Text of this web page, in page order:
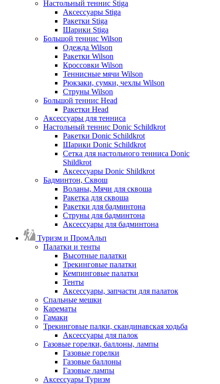
Настольный теннис Stiga
Аксессуары Stiga
Ракетки Stiga
Шарики Stiga
Большой теннис Wilson
Одежда Wilson
Ракетки Wilson
Кроссовки Wilson
Теннисные мячи Wilson
Рюкзаки, сумки, чехлы Wilson
Струны Wilson
Большой теннис Head
Ракетки Head
Аксессуары для тенниса
Настольный теннис Donic Schildkrot
Ракетки Donic Schildkrot
Шарики Donic Schildkrot
Сетка для настольного тенниса Donic
Shildkrot
Аксессуары Donic Shildkrot
Бадминтон, Сквош
Воланы, Мячи для сквоша
Ракетка для сквоша
Ракетки для бадминтона
Струны для бадминтона
Аксессуары для бадминтона
Туризм и ПромАльп
Палатки и тенты
Высотные палатки
Трекинговые палатки
Кемпинговые палатки
Тенты
Аксессуары, запчасти для палаток
Спальные мешки
Карематы
Гамаки
Трекинговые палки, скандинавская ходьба
Аксессуары для палок
Газовые горелки, баллоны, лампы
Газовые горелки
Газовые баллоны
Газовые лампы
Аксессуары Туризм